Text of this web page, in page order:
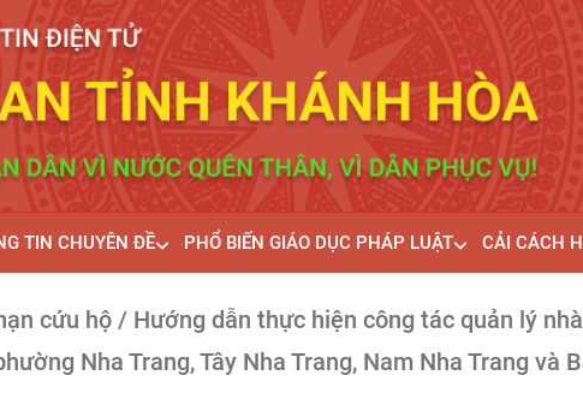
TIN CHUYÊN ĐỀ PHỔ BIẾN GIÁO DỤC PHÁP LUẬT CẢI CÁCH
cứu hộ / Hướng dẫn thực hiện công tác quản lý
Nha Trang, Tây Nha Trang, Nam Nha Trang và